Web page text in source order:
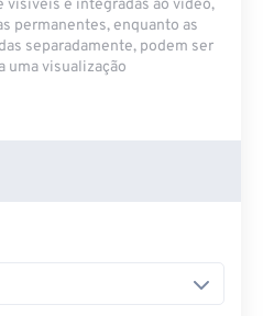
visíveis e integradas ao vídeo,
permanentes, enquanto as
separadamente, podem ser
uma visualização